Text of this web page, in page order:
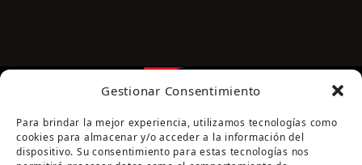
Gestionar Consentimiento
Para brindar la mejor experiencia, utilizamos tecnologías como
cookies para almacenar y/o acceder a la información del
dispositivo. Su consentimiento para estas tecnologías nos